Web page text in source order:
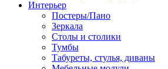
Интерьер
Постеры/Пано
Зеркала
Столы и столики
Тумбы
Табуреты, стулья, диваны